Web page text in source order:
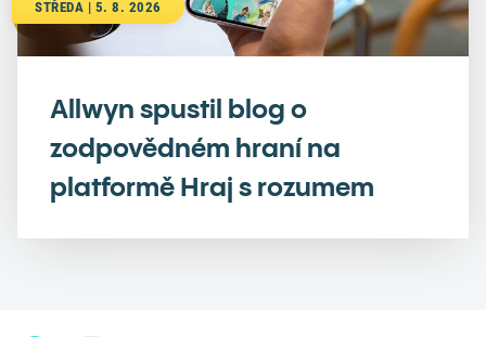
STŘEDA | 5. 8. 2026
Allwyn spustil blog o
zodpovědném hraní na
platformě Hraj s rozumem